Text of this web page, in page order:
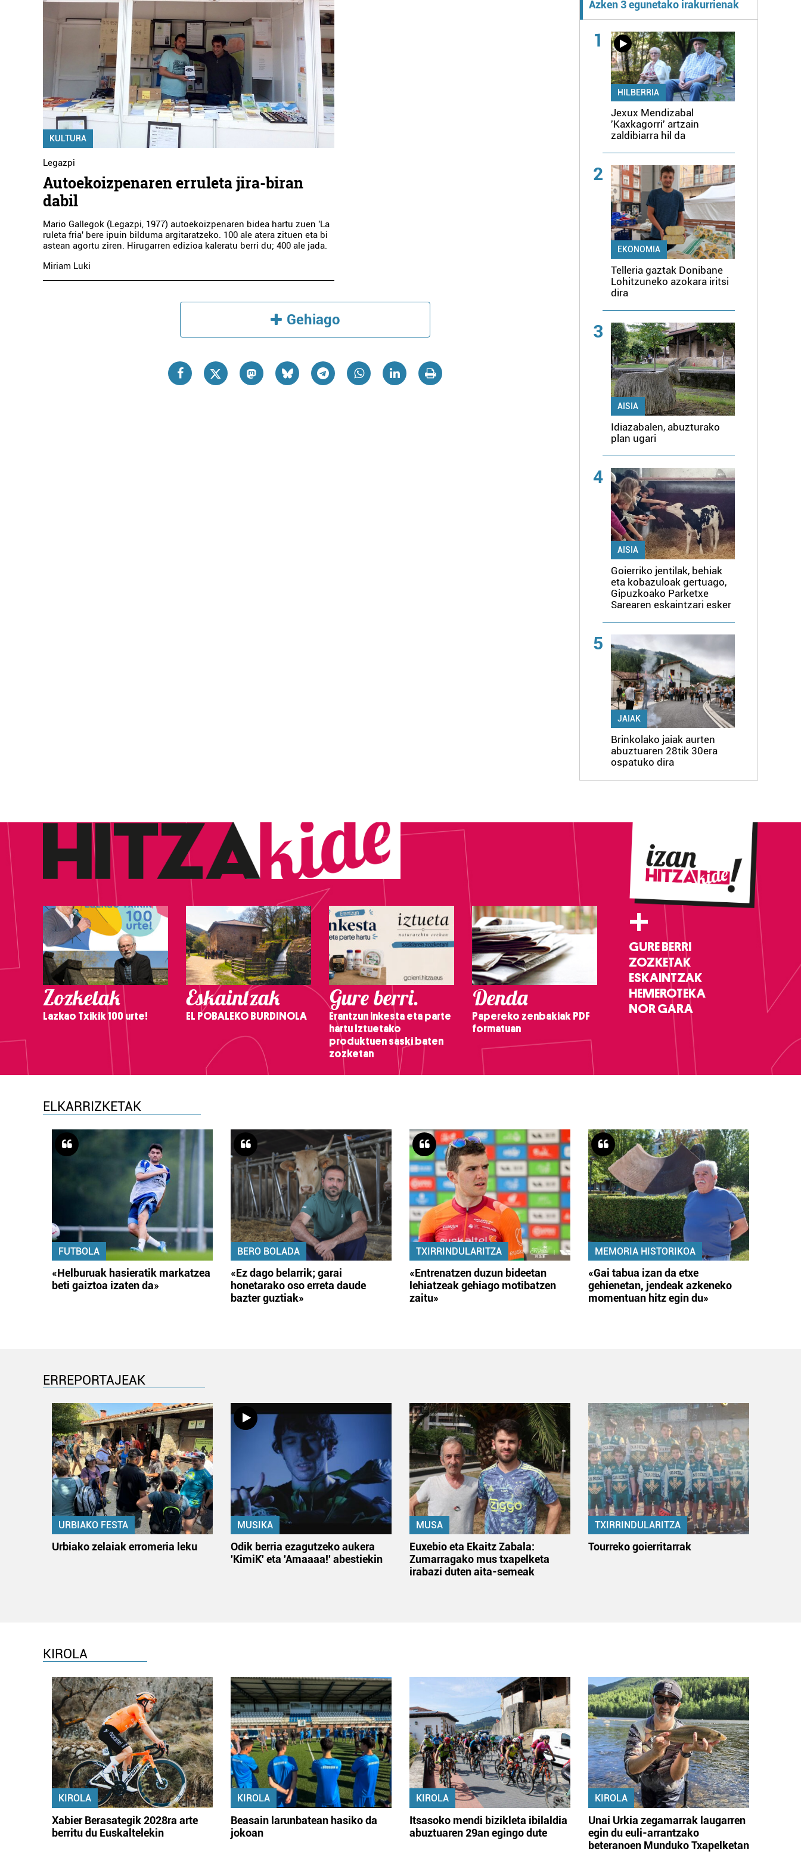
KULTURA
Legazpi
Autoekoizpenaren erruleta jira-biran
dabil
Mario Gallegok (Legazpi, 1977) autoekoizpenaren bidea hartu zuen 'La
ruleta fria' bere ipuin bilduma argitaratzeko. 100 ale atera zituen eta bi
astean agortu ziren. Hirugarren edizioa kaleratu berri du; 400 ale jada.
Miriam Luki
Gehiago
Azken 3 egunetako irakurrienak
1
HILBERRIA
Jexux Mendizabal
'Kaxkagorri' artzain
zaldibiarra hil da
2
EKONOMIA
Telleria gaztak Donibane
Lohitzuneko azokara iritsi
dira
3
AISIA
Idiazabalen, abuzturako
plan ugari
4
AISIA
Goierriko jentilak, behiak
eta kobazuloak gertuago,
Gipuzkoako Parketxe
Sarearen eskaintzari esker
5
JAIAK
Brinkolako jaiak aurten
abuztuaren 28tik 30era
ospatuko dira
Zozketak
Lazkao Txikik 100 urte!
Eskaintzak
EL POBALEKO BURDINOLA
Gure berri.
Erantzun inkesta eta parte
hartu Iztuetako
produktuen saski baten
zozketan
Denda
Papereko zenbakiak PDF
formatuan
+
GURE BERRI
ZOZKETAK
ESKAINTZAK
HEMEROTEKA
NOR GARA
ELKARRIZKETAK
FUTBOLA
«Helburuak hasieratik markatzea
beti gaiztoa izaten da»
BERO BOLADA
«Ez dago belarrik; garai
honetarako oso erreta daude
bazter guztiak»
TXIRRINDULARITZA
«Entrenatzen duzun bideetan
lehiatzeak gehiago motibatzen
zaitu»
MEMORIA HISTORIKOA
«Gai tabua izan da etxe
gehienetan, jendeak azkeneko
momentuan hitz egin du»
ERREPORTAJEAK
URBIAKO FESTA
Urbiako zelaiak erromeria leku
MUSIKA
Odik berria ezagutzeko aukera
'KimiK' eta 'Amaaaa!' abestiekin
MUSA
Euxebio eta Ekaitz Zabala:
Zumarragako mus txapelketa
irabazi duten aita-semeak
TXIRRINDULARITZA
Tourreko goierritarrak
KIROLA
KIROLA
Xabier Berasategik 2028ra arte
berritu du Euskaltelekin
KIROLA
Beasain larunbatean hasiko da
jokoan
KIROLA
Itsasoko mendi bizikleta ibilaldia
abuztuaren 29an egingo dute
KIROLA
Unai Urkia zegamarrak laugarren
egin du euli-arrantzako
beteranoen Munduko Txapelketan